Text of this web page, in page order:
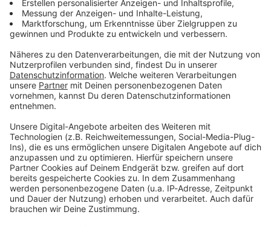
Melissa erklärt: "Bring some water"